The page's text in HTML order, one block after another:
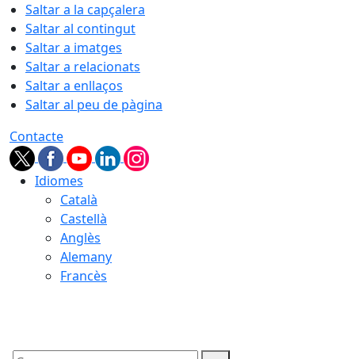
Saltar a la capçalera
Saltar al contingut
Saltar a imatges
Saltar a relacionats
Saltar a enllaços
Saltar al peu de pàgina
Contacte
Idiomes
Català
Castellà
Anglès
Alemany
Francès